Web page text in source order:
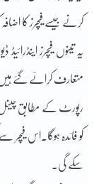
کرنے جیسے فیچرز کا اضافہ
متعارف کرائے گئے
رپورٹ کے مطابق چینل
کو فائدہ ہوگا۔اس
سکے گی۔